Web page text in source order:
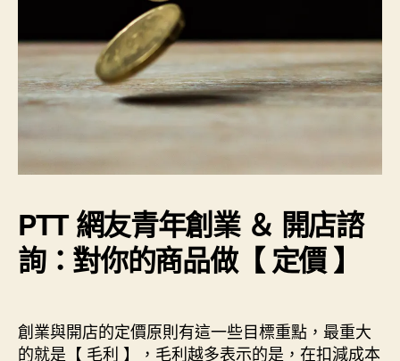
PTT 網友青年創業 ＆ 開店諮
詢：對你的商品做【 定價 】
創業與開店的定價原則有這一些目標重點，最重大
的就是【 毛利 】，毛利越多表示的是，在扣減成本